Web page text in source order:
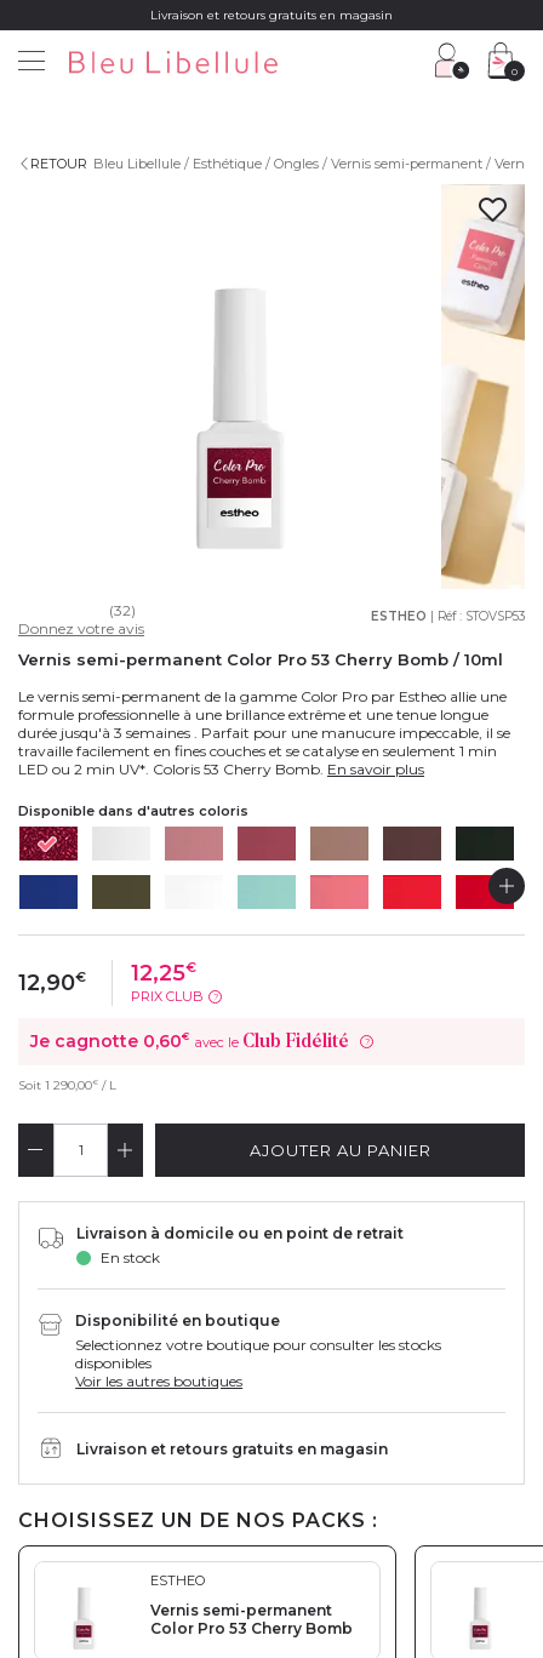
Livraison et retours gratuits en magasin
0
RETOUR Bleu Libellule Esthétique Ongles Vernis semi-permanent Vernis
ESTHEO | Réf : STOVSP53
(32)
Donnez votre avis
Vernis semi-permanent Color Pro 53 Cherry Bomb / 10ml
Le vernis semi-permanent de la gamme Color Pro par Estheo allie une
formule professionnelle à une brillance extrême et une tenue longue
durée jusqu'à 3 semaines . Parfait pour une manucure impeccable, il se
travaille facilement en fines couches et se catalyse en seulement 1 min
LED ou 2 min UV*. Coloris 53 Cherry Bomb. En savoir plus
Disponible dans d'autres coloris
12,90€ 12,25€
PRIX CLUB ?
Je cagnotte 0,60€ avec le Club Fidélité ?
Soit 1 290,00€ / L
AJOUTER AU PANIER
Livraison à domicile ou en point de retrait
En stock
Disponibilité en boutique
Selectionnez votre boutique pour consulter les stocks
disponibles
Voir les autres boutiques
Livraison et retours gratuits en magasin
CHOISISSEZ UN DE NOS PACKS :
ESTHEO
Vernis semi-permanent
Color Pro 53 Cherry Bomb